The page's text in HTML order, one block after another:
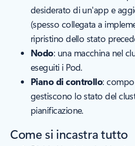
desiderato di un'app e
(spesso collegata a
ripristino dello stato
Nodo: una macchina nel
eseguiti i Pod.
Piano di controllo:
gestiscono lo stato del
pianificazione.
Come si incastra tutto